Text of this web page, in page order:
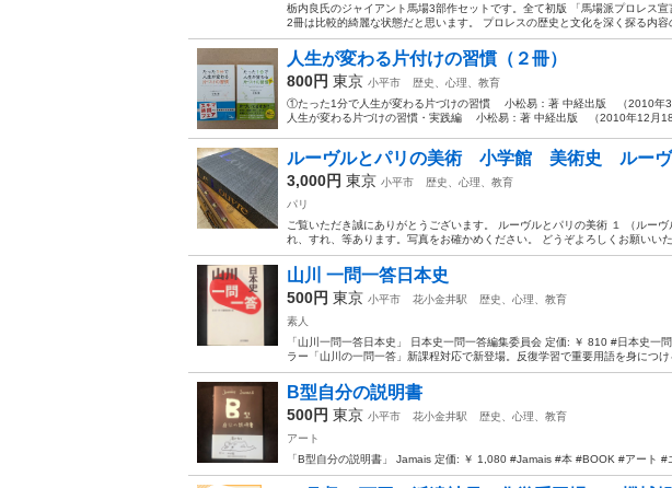
栃内良氏のジャイアント馬場3部作セットです。全て初版 「馬場派プロレス
2冊は比較的綺麗な状態だと思います。 プロレスの歴史と文化を深く探る内容
人生が変わる片付けの習慣（２冊）
800円 東京 小平市
歴史、心理、教育
①たった1分で人生が変わる片づけの習慣 小松易：著 中経出版 （2010
人生が変わる片づけの習慣・実践編 小松易：著 中経出版 （2010年12月18
ルーヴルとパリの美術 小学館 美術史 ルー
3,000円 東京 小平市
歴史、心理、教育
パリ
ご覧いただき誠にありがとうございます。 ルーヴルとパリの美術 １ （ルー
れ、すれ、等あります。写真をお確かめください。 どうぞよろしくお願いいた
山川 一問一答日本史
500円 東京 小平市 花小金井駅
歴史、心理、教育
素人
「山川一問一答日本史」 日本史一問一答編集委員会 定価: ￥ 810 #日本史一
ラー「山川の一問一答」新課程対応で新登場。反復学習で重要用語を身につけ
B型自分の説明書
500円 東京 小平市 花小金井駅
歴史、心理、教育
アート
「B型自分の説明書」 Jamais 定価: ￥ 1,080 #Jamais #本 #BOOK #アート #